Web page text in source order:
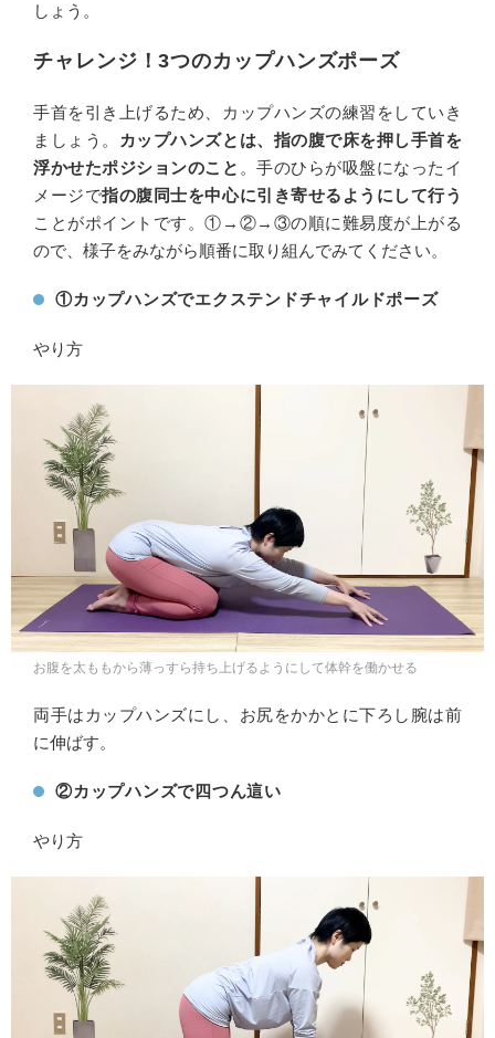
しょう。
チャレンジ！3つのカップハンズポーズ
手首を引き上げるため、カップハンズの練習をしていき
ましょう。 カップハンズとは、指の腹で床を押し手首を
浮かせたポジションのこと 。手のひらが吸盤になったイ
メージで指の腹同士を中心に引き寄せるようにして行う
ことがポイントです。①→②→③の順に難易度が上がる
ので、様子をみながら順番に取り組んでみてください。
①カップハンズでエクステンドチャイルドポーズ
やり方
お腹を太ももから薄っすら持ち上げるようにして体幹を働かせる
両手はカップハンズにし、お尻をかかとに下ろし腕は前
に伸ばす。
②カップハンズで四つん這い
やり方